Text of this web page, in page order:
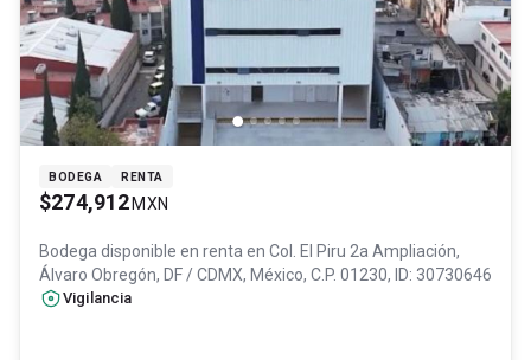
BODEGA RENTA
$274,912 MXN
Bodega disponible en renta en Col. El Piru 2a Ampliación,
Álvaro Obregón, DF / CDMX, México, C.P. 01230, ID: 30730646
Vigilancia